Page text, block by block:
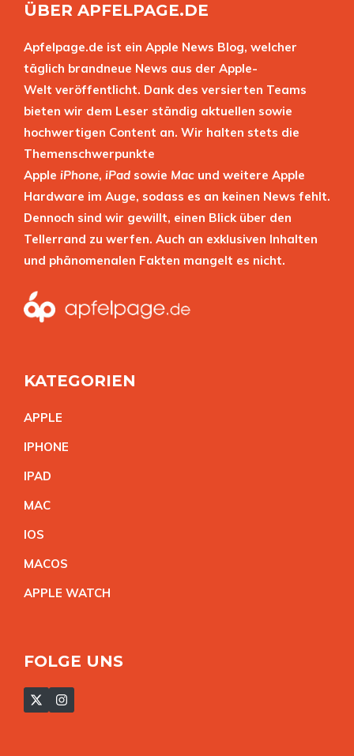
ÜBER APFELPAGE.DE
Apfelpage.de ist ein Apple News Blog, welcher
täglich brandneue News aus der Apple-
Welt veröffentlicht. Dank des versierten Teams
bieten wir dem Leser ständig aktuellen sowie
hochwertigen Content an. Wir halten stets die
Themenschwerpunkte
Apple iPhone, iPad sowie Mac und weitere Apple
Hardware im Auge, sodass es an keinen News fehlt.
Dennoch sind wir gewillt, einen Blick über den
Tellerrand zu werfen. Auch an exklusiven Inhalten
und phänomenalen Fakten mangelt es nicht.
KATEGORIEN
APPLE
IPHONE
IPAD
MAC
IOS
MACOS
APPLE WATCH
FOLGE UNS